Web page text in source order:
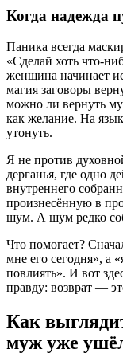
Когда надежда
Паника всегда
«Сделай хоть что-
женщина начинает
магия заговоры
можно ли вернуть
как желание. На
утонуть.
Я не против
дерганья, где одно
внутреннего
произнесённую в
шум. А шум редко
Что помогает?
мне его сегодня», а
повлиять». И вот
правду: возврат —
Как
муж уже